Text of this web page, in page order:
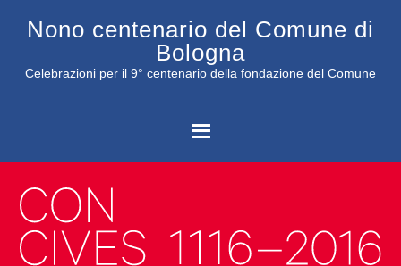
Nono centenario del Comune di
Bologna
Celebrazioni per il 9° centenario della fondazione del Comune